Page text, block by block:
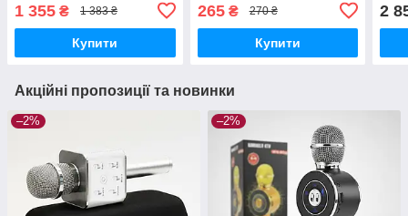
1 355 ₴ 1 383 ₴
Купити
265₴ 270 ₴
Купити
2
Акційні пропозиції та новинки
–2% –2%